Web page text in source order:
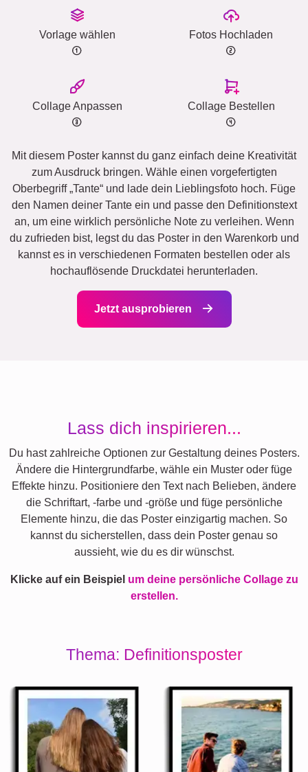
Vorlage wählen Fotos Hochladen
Collage Anpassen Collage Bestellen
Mit diesem Poster kannst du ganz einfach deine Kreativität
zum Ausdruck bringen. Wähle einen vorgefertigten
Oberbegriff „Tante“ und lade dein Lieblingsfoto hoch. Füge
den Namen deiner Tante ein und passe den Definitionstext
an, um eine wirklich persönliche Note zu verleihen. Wenn
du zufrieden bist, legst du das Poster in den Warenkorb und
kannst es in verschiedenen Formaten bestellen oder als
hochauflösende Druckdatei herunterladen.
Jetzt ausprobieren
Lass dich inspirieren...
Du hast zahlreiche Optionen zur Gestaltung deines Posters.
Ändere die Hintergrundfarbe, wähle ein Muster oder füge
Effekte hinzu. Positioniere den Text nach Belieben, ändere
die Schriftart, -farbe und -größe und füge persönliche
Elemente hinzu, die das Poster einzigartig machen. So
kannst du sicherstellen, dass dein Poster genau so
aussieht, wie du es dir wünschst.
Klicke auf ein Beispiel um deine persönliche Collage zu
erstellen.
Thema: Definitionsposter